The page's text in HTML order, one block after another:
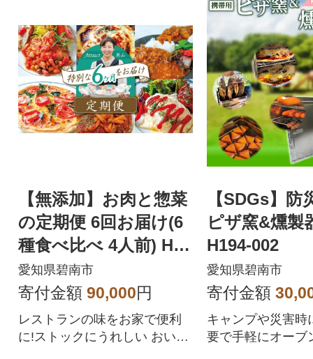
【無添加】お肉と惣菜
の定期便 6回お届け(6
種食べ比べ 4人前) H08
0-057
愛知県碧南市
寄付金額 90,000円
レストランの味をお家で便利
に!ストックにうれしい おいし
【SDGs】防
ピザ窯&燻製
H194-002
愛知県碧南市
寄付金額
キャンプや災害時
要で手軽にオーブ